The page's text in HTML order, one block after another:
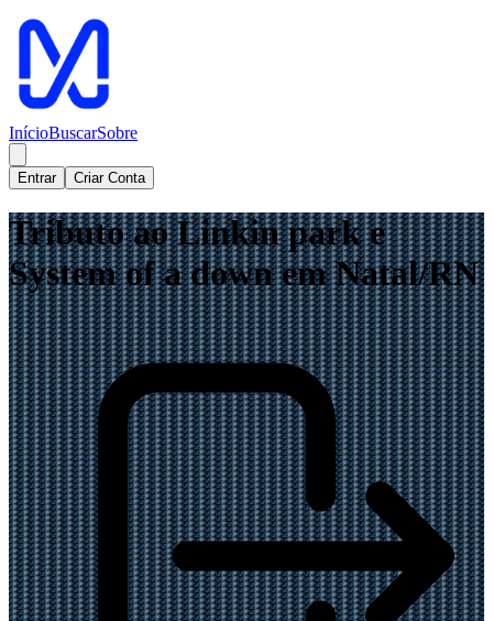
InícioBuscarSobre
Entrar Criar Conta
Tributo ao Linkin park e
System of a down em Natal/RN